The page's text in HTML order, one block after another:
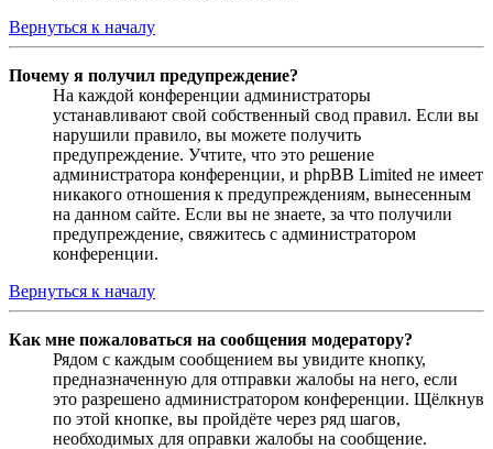
Вернуться к началу
Почему я получил предупреждение?
На каждой конференции администраторы
устанавливают свой собственный свод правил. Если вы
нарушили правило, вы можете получить
предупреждение. Учтите, что это решение
администратора конференции, и phpBB Limited не имеет
никакого отношения к предупреждениям, вынесенным
на данном сайте. Если вы не знаете, за что получили
предупреждение, свяжитесь с администратором
конференции.
Вернуться к началу
Как мне пожаловаться на сообщения модератору?
Рядом с каждым сообщением вы увидите кнопку,
предназначенную для отправки жалобы на него, если
это разрешено администратором конференции. Щёлкнув
по этой кнопке, вы пройдёте через ряд шагов,
необходимых для оправки жалобы на сообщение.